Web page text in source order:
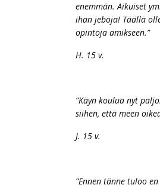
enemmän. Aikuiset
ihan jeboja! Täällä
opintoja amikseen.”
H. 15 v.
”Käyn koulua nyt
siihen, että meen
J. 15 v.
”Ennen tänne tuloo